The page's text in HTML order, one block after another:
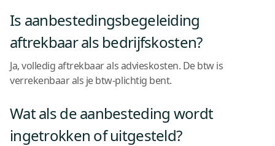
Is aanbestedingsbegeleiding
aftrekbaar als bedrijfskosten?
Ja, volledig aftrekbaar als advieskosten. De btw is
verrekenbaar als je btw-plichtig bent.
Wat als de aanbesteding wordt
ingetrokken of uitgesteld?